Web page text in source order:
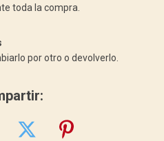
toda la compra.
por otro o devolverlo.